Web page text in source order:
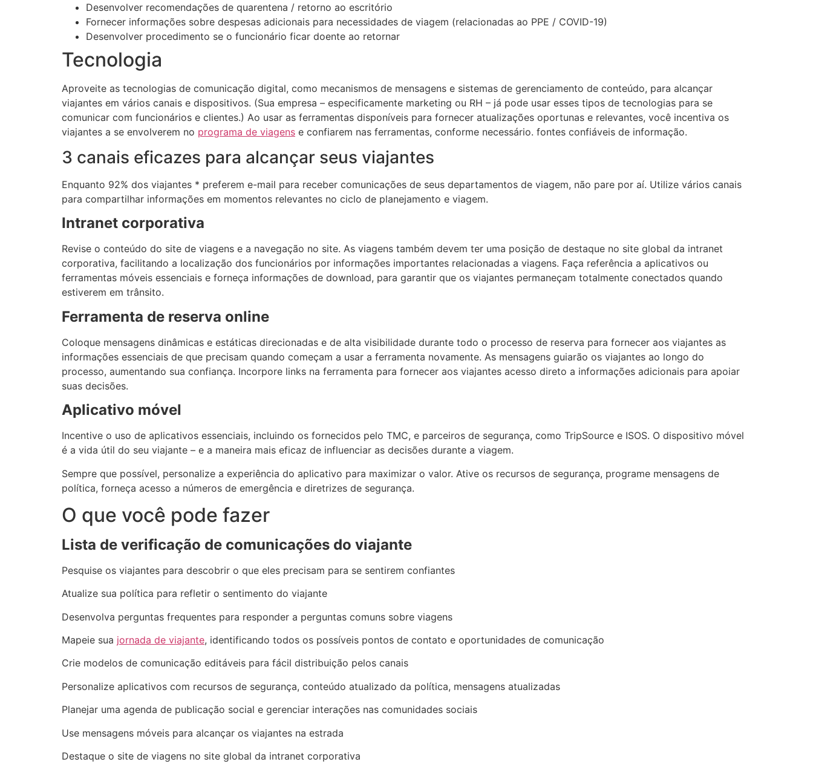
Desenvolver recomendações de quarentena / retorno ao escritório
Fornecer informações sobre despesas adicionais para necessidades de viagem (relacionadas ao PPE / COVID-19)
Desenvolver procedimento se o funcionário ficar doente ao retornar
Tecnologia
Aproveite as tecnologias de comunicação digital, como mecanismos de mensagens e sistemas de gerenciamento de conteúdo, para alcançar
viajantes em vários canais e dispositivos. (Sua empresa – especificamente marketing ou RH – já pode usar esses tipos de tecnologias para se
comunicar com funcionários e clientes.) Ao usar as ferramentas disponíveis para fornecer atualizações oportunas e relevantes, você incentiva os
viajantes a se envolverem no programa de viagens e confiarem nas ferramentas, conforme necessário. fontes confiáveis ​​de informação.
3 canais eficazes para alcançar seus viajantes
Enquanto 92% dos viajantes * preferem e-mail para receber comunicações de seus departamentos de viagem, não pare por aí. Utilize vários canais
para compartilhar informações em momentos relevantes no ciclo de planejamento e viagem.
Intranet corporativa
Revise o conteúdo do site de viagens e a navegação no site. As viagens também devem ter uma posição de destaque no site global da intranet
corporativa, facilitando a localização dos funcionários por informações importantes relacionadas a viagens. Faça referência a aplicativos ou
ferramentas móveis essenciais e forneça informações de download, para garantir que os viajantes permaneçam totalmente conectados quando
estiverem em trânsito.
Ferramenta de reserva online
Coloque mensagens dinâmicas e estáticas direcionadas e de alta visibilidade durante todo o processo de reserva para fornecer aos viajantes as
informações essenciais de que precisam quando começam a usar a ferramenta novamente. As mensagens guiarão os viajantes ao longo do
processo, aumentando sua confiança. Incorpore links na ferramenta para fornecer aos viajantes acesso direto a informações adicionais para apoiar
suas decisões.
Aplicativo móvel
Incentive o uso de aplicativos essenciais, incluindo os fornecidos pelo TMC, e parceiros de segurança, como TripSource e ISOS. O dispositivo móvel
é a vida útil do seu viajante – e a maneira mais eficaz de influenciar as decisões durante a viagem.
Sempre que possível, personalize a experiência do aplicativo para maximizar o valor. Ative os recursos de segurança, programe mensagens de
política, forneça acesso a números de emergência e diretrizes de segurança.
O que você pode fazer
Lista de verificação de comunicações do viajante
Pesquise os viajantes para descobrir o que eles precisam para se sentirem confiantes
Atualize sua política para refletir o sentimento do viajante
Desenvolva perguntas frequentes para responder a perguntas comuns sobre viagens
Mapeie sua jornada de viajante, identificando todos os possíveis pontos de contato e oportunidades de comunicação
Crie modelos de comunicação editáveis ​​para fácil distribuição pelos canais
Personalize aplicativos com recursos de segurança, conteúdo atualizado da política, mensagens atualizadas
Planejar uma agenda de publicação social e gerenciar interações nas comunidades sociais
Use mensagens móveis para alcançar os viajantes na estrada
Destaque o site de viagens no site global da intranet corporativa